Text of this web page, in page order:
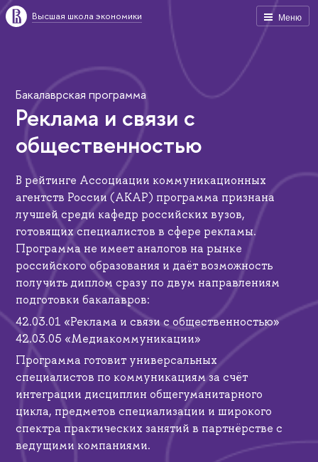
Меню
Высшая школа экономики
Бакалаврская программа
Реклама и связи с
общественностью
В рейтинге Ассоциации коммуникационных
агентств России (АКАР) программа признана
лучшей среди кафедр российских вузов,
готовящих специалистов в сфере рекламы.
Программа не имеет аналогов на рынке
российского образования и даёт возможность
получить диплом сразу по двум направлениям
подготовки бакалавров:
42.03.01 «Реклама и связи с общественностью»
42.03.05 «Медиакоммуникации»
Программа готовит универсальных
специалистов по коммуникациям за счёт
интеграции дисциплин общегуманитарного
цикла, предметов специализации и широкого
спектра практических занятий в партнёрстве с
ведущими компаниями.